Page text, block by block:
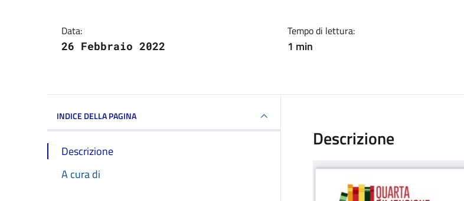
Data:
26 Febbraio 2022
Tempo di lettura:
1 min
INDICE DELLA PAGINA
Descrizione
A cura di
Descrizione